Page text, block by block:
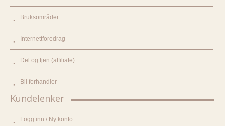
Bruksområder
Internettforedrag
Del og tjen (affiliate)
Bli forhandler
Kundelenker
Logg inn / Ny konto